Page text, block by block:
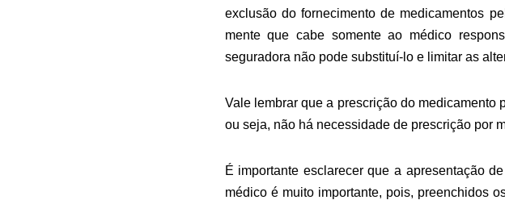
exclusão do fornecimento de medicamentos
mente que cabe somente ao médico
seguradora não pode substituí-lo e limitar as
Vale lembrar que a prescrição do
ou seja, não há necessidade de prescrição por
É importante esclarecer que a apresentação
médico é muito importante, pois, preenchidos